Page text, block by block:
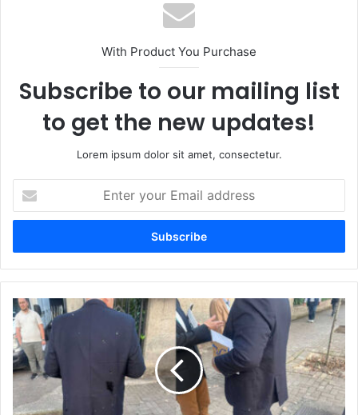
With Product You Purchase
Subscribe to our mailing list
to get the new updates!
Lorem ipsum dolor sit amet, consectetur.
your
Email